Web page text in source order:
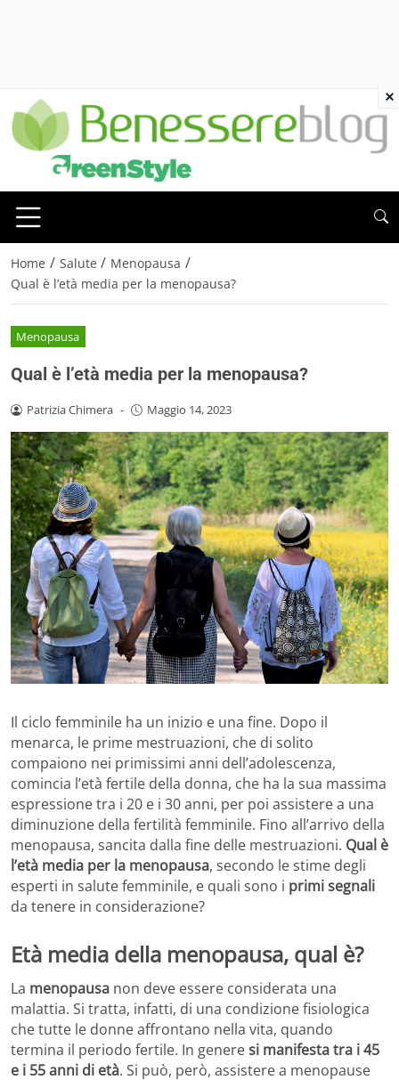
Home / Salute / Menopausa /
Qual è l’età media per la menopausa?
Menopausa
Qual è l’età media per la menopausa?
Patrizia Chimera - Maggio 14, 2023
Il ciclo femminile ha un inizio e una fine. Dopo il
menarca, le prime mestruazioni, che di solito
compaiono nei primissimi anni dell’adolescenza,
comincia l’età fertile della donna, che ha la sua massima
espressione tra i 20 e i 30 anni, per poi assistere a una
diminuzione della fertilità femminile. Fino all’arrivo della
menopausa, sancita dalla fine delle mestruazioni. Qual è
l’età media per la menopausa, secondo le stime degli
esperti in salute femminile, e quali sono i primi segnali
da tenere in considerazione?
Età media della menopausa, qual è?
La menopausa non deve essere considerata una
malattia. Si tratta, infatti, di una condizione fisiologica
che tutte le donne affrontano nella vita, quando
termina il periodo fertile. In generesi manifesta tra i 45
e i 55 anni di età. Si può, però, assistere a menopause
×